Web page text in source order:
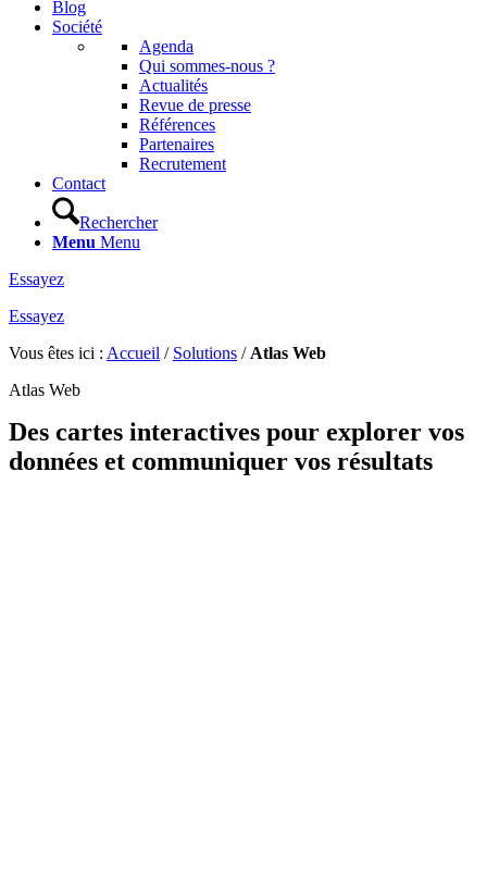
Blog
Société
Agenda
Qui sommes-nous ?
Actualités
Revue de presse
Références
Partenaires
Recrutement
Contact
Rechercher
Menu Menu
Essayez
Essayez
Vous êtes ici : Accueil / Solutions / Atlas Web
Atlas Web
Des cartes interactives pour explorer vos
données et communiquer vos résultats